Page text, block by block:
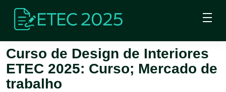
Curso de Design de Interiores
ETEC 2025: Curso; Mercado de
trabalho